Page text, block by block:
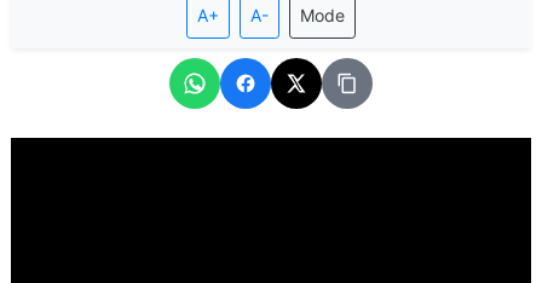
A+ A- Mode